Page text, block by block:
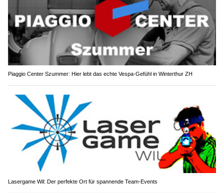
Piaggio Center Szummer: Hier lebt das echte Vespa-Gefühl in Winterthur ZH
Lasergame Wil: Der perfekte Ort für spannende Team-Events